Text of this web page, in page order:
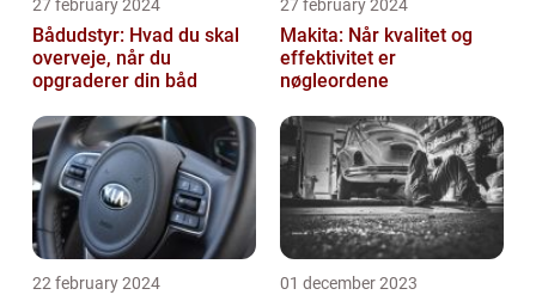
27 february 2024
Bådudstyr: Hvad du skal
overveje, når du
opgraderer din båd
27 february 2024
Makita: Når kvalitet og
effektivitet er
nøgleordene
22 february 2024 01 december 2023